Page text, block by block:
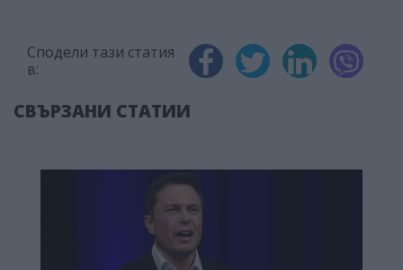
Сподели тази статия
в:
СВЪРЗАНИ СТАТИИ